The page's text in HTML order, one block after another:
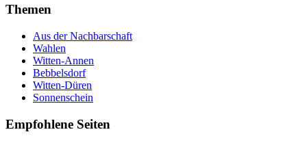
Themen
Aus der Nachbarschaft
Wahlen
Witten-Annen
Bebbelsdorf
Witten-Düren
Sonnenschein
Empfohlene Seiten